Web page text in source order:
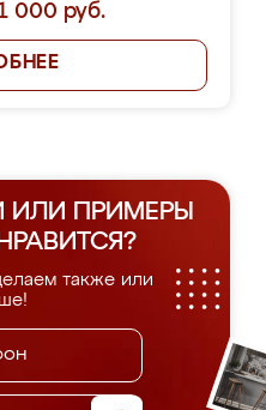
000 руб.
ИЛИ ПРИМЕРЫ
также или